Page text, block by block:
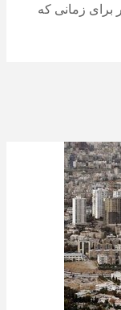
برای زمانی که